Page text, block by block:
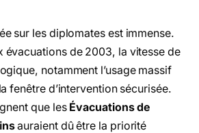
sur les diplomates est immense.
évacuations de 2003, la vitesse de
notamment l’usage massif
fenêtre d’intervention sécurisée.
que les Évacuations de
auraient dû être la priorité